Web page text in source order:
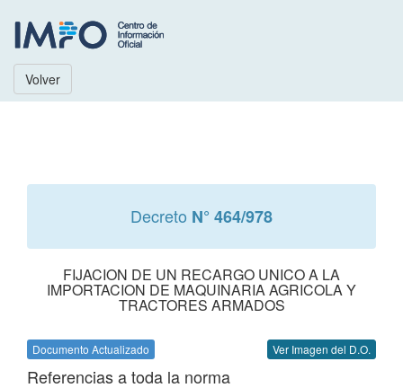
Volver
Decreto N° 464/978
FIJACION DE UN RECARGO UNICO A LA
IMPORTACION DE MAQUINARIA AGRICOLA Y
TRACTORES ARMADOS
Documento Actualizado Ver Imagen del D.O.
Referencias a toda la norma